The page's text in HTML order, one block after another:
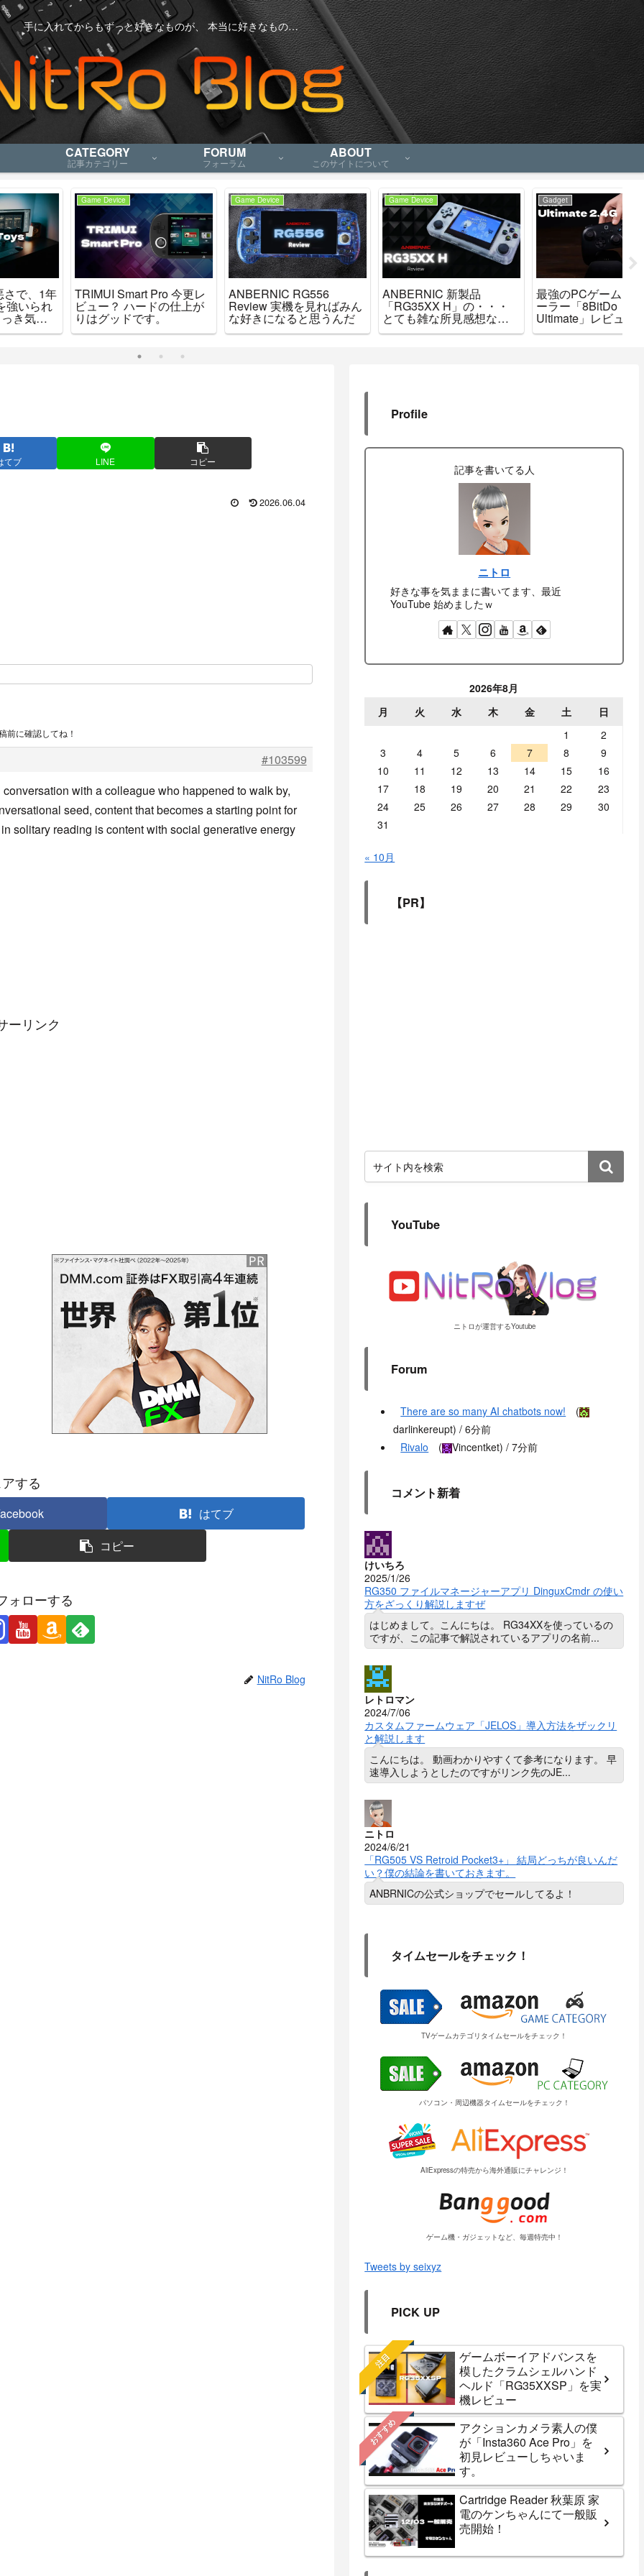
手に入れてからもずっと好きなものが、 本当に好きなもの…
CATEGORY
記事カテゴリー
FORUM
フォーラム
ABOUT
このサイトについて
Game Device
ANBERNIC RG556
Review 実機を見ればみん
な好きになると思うんだ
Game Device
ANBERNIC 新製品
「RG35XX H」の・・・
とても雑な所見感想など
をお知らせします
Gadget
最強のPCゲームコントロ
ーラー「8BitDo
Ultimate」レビュー、これ
で間違いなし
「Miyoo Mini Plus」と
「ANBERNIC RG35XX」
どっちが良いの？
てブ LINE コピー
2026.06.04
前に確認してね！
#103599
with a colleague who happened to walk by,
seed, content that becomes a starting point for
solitary reading is content with social generative energy
ーリンク
する
はてブ
コピー
ォローする
NitRo Blog
Profile
記事を書いてる人
ニトロ
好きな事を気ままに書いてます、最近
YouTube 始めましたｗ
2026年8月
月
火 水 木 金 土
日
1
2
3
4 5 6 7 8
9
10
11 12 13 14 15
16
17
18 19 20 21 22
23
24
25 26 27 28 29
30
31
« 10月
【PR】
YouTube
ニトロが運営するYoutube
Forum
There are so many AI chatbots now!
(
darlinkereupt) /6分前
Rivalo
( Vincentket) /7分前
コメント新着
けいちろ
2025/1/26
RG350 ファイルマネージャーアプリ DinguxCmdr の使い
方をざっくり解説しますぜ
はじめまして。こんにちは。 RG34XXを使っているの
ですが、この記事で解説されているアプリの名前...
レトロマン
2024/7/06
カスタムファームウェア「JELOS」導入方法をザックリ
と解説します
こんにちは。 動画わかりやすくて参考になります。 早
速導入しようとしたのですがリンク先のJE...
ニトロ
2024/6/21
「RG505 VS Retroid Pocket3+」 結局どっちが良いんだ
い？僕の結論を書いておきます。
ANBRNICの公式ショップでセールしてるよ！
タイムセールをチェック！
TVゲームカテゴリタイムセールをチェック！
パソコン・周辺機器タイムセールをチェック！
AliExpressの特売から海外通販にチャレンジ！
ゲーム機・ガジェットなど、毎週特売中！
Tweets by seixyz
PICK UP
注目
ゲームボーイアドバンスを
模したクラムシェルハンド
ヘルド「RG35XXSP」を実
機レビュー
おすすめ
アクションカメラ素人の僕
が「Insta360 Ace Pro」を
初見レビューしちゃいま
す。
Cartridge Reader 秋葉原 家
電のケンちゃんにて一般販
売開始！